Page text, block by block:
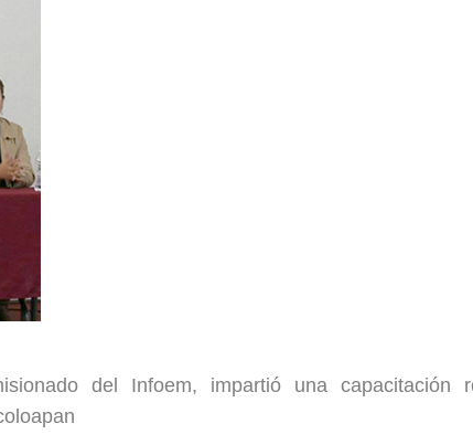
del Infoem, impartió una capacitación